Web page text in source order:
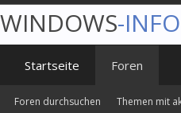
WINDOWS-INFO
Startseite Foren
Foren durchsuchen Themen mit